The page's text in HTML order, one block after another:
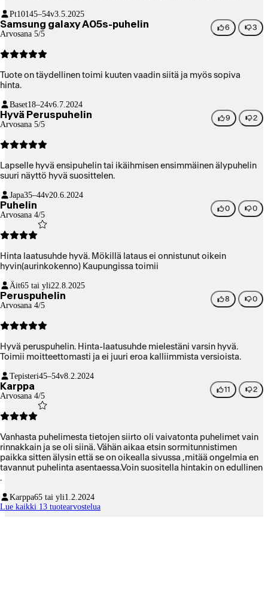
niin voi nauttia puhelimesta. Itselle tämä pykälän uudempi
käyttöjärjestelmä mutta onneksi oli hieman ennestään kokemusta.
Käyttömukavuus hyvä ja kuvanlaatu. Pitkä näyttö. Akun kesto tosi
Pt10145–54v3.5.2025
Samsung galaxy A05s-puhelin
Arvosana 5/5
6 3
Tuote on täydellinen toimi kuuten vaadin siitä ja myös sopiva
hinta.
Baset18–24v6.7.2024
Hyvä Peruspuhelin
Arvosana 5/5
9 2
Lapselle hyvä ensipuhelin tai ikäihmisen ensimmäinen älypuhelin
suuri näyttö hyvä suosittelen.
Japa35–44v20.6.2024
Puhelin
Arvosana 4/5
0 0
Hinta laatusuhde hyvä. Mökillä lataus ei onnistunut oikein
hyvin(aurinkokenno) Kaupungissa toimii
Äit65 tai yli22.8.2025
Peruspuhelin
Arvosana 4/5
8 0
Hyvä peruspuhelin. Hinta-laatusuhde mielestäni varsin hyvä.
Toimii moitteettomasti ja ei juuri eroa kalliimmista versioista.
Tepisteri45–54v8.2.2024
Karppa
Arvosana 4/5
11 2
Vanhasta puhelimesta tietojen siirto oli vaivatonta puhelimet vain
rinnakkain ja se oli siinä. Vähän aikaa etsin sormitunnistimen
paikka sitten älysin että se on oikealla sivussa ,mitää ongelmia en
tavannut puhelinta asentaessa.Voin suositella hintakin on edullinen
.
Karppa65 tai yli1.2.2024
Lue kaikki 13 tuotearvostelua